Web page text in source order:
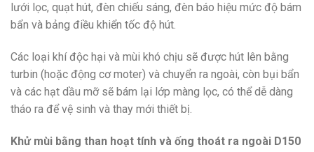
lưới lọc, quạt hút, đèn chiếu sáng, đèn báo hiệu mức độ bám
bẩn và bảng điều khiển tốc độ hút.
Các loại khí độc hại và mùi khó chịu sẽ được hút lên bằng
turbin (hoặc động cơ moter) và chuyển ra ngoài, còn bụi bẩn
và các hạt dầu mỡ sẽ bám lại lớp màng lọc, có thể dễ dàng
tháo ra để vệ sinh và thay mới thiết bị.
Khử mùi bằng than hoạt tính và ống thoát ra ngoài D150